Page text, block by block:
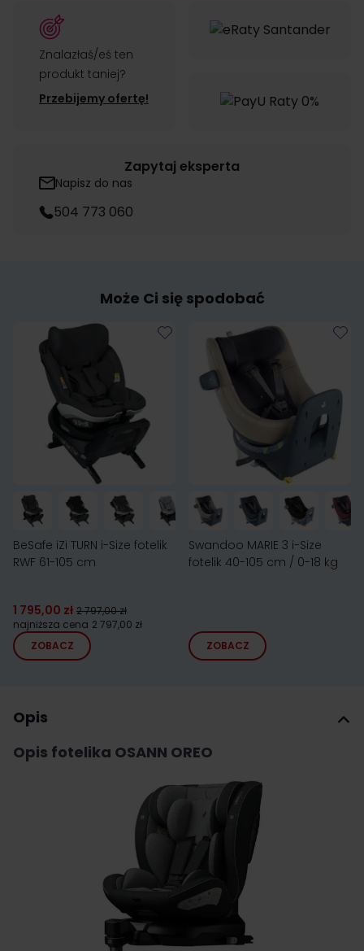
Znalazłaś/eś ten
produkt taniej?
Przebijemy ofertę!
Zapytaj eksperta
Napisz do nas
504 773 060
Może Ci się spodobać
BeSafe iZi TURN i-Size fotelik
RWF 61-105 cm
1 795,00 zł 2 797,00 zł
najniższa cena 2 797,00 zł
ZOBACZ
Swandoo MARIE 3 i-Size
fotelik 40-105 cm / 0-18 kg
ZOBACZ
Opis
Opis fotelika OSANN OREO